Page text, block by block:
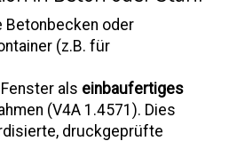
Betonbecken oder
(z.B. für
als einbaufertiges
(V4A 1.4571). Dies
druckgeprüfte